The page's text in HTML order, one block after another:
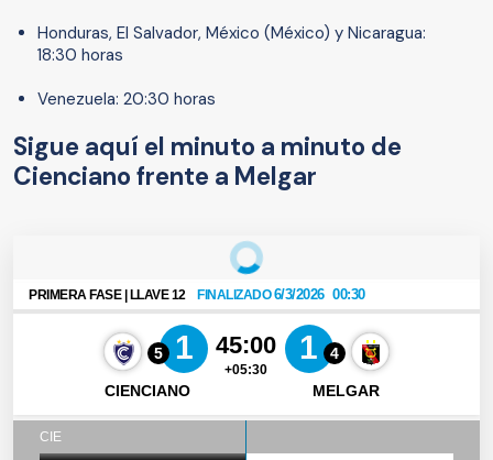
Honduras, El Salvador, México (México) y Nicaragua:
18:30 horas
Venezuela: 20:30 horas
Sigue aquí el minuto a minuto de
Cienciano frente a Melgar